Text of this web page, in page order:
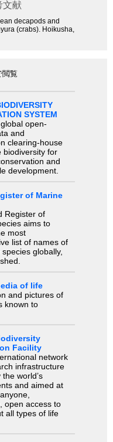
文献
decapods and
(crabs). Hoikusha,
閲覧
SYSTEM
open-
and
clearing-house
biodiversity for
and
development.
of Marine
Register of
aims to
most
list of names of
globally,
of life
and pictures of
known to
Facility
network
infrastructure
world’s
and aimed at
open access to
all types of life